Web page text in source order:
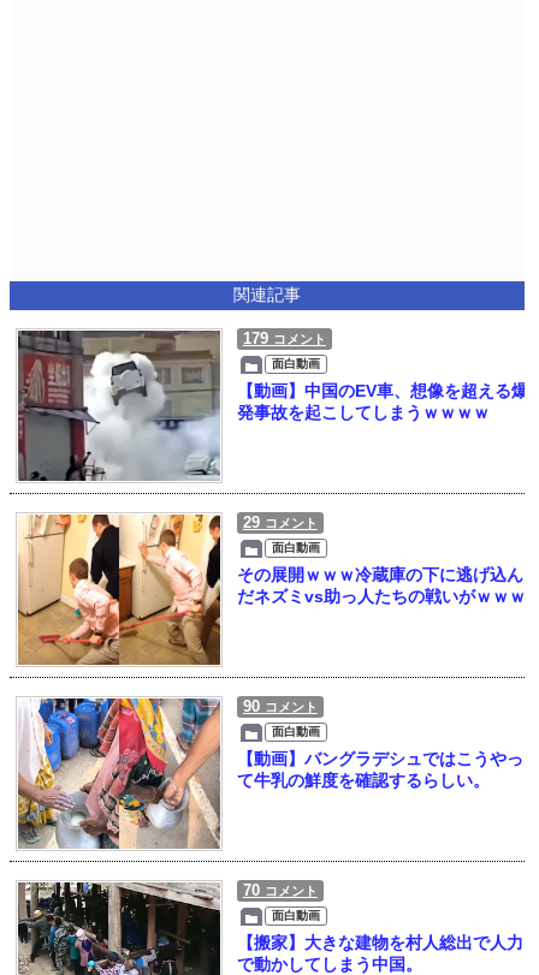
関連記事
179 コメント
面白動画
【動画】中国のEV車、想像を超える爆
発事故を起こしてしまうｗｗｗｗ
29 コメント
面白動画
その展開ｗｗｗ冷蔵庫の下に逃げ込ん
だネズミvs助っ人たちの戦いがｗｗｗ
90 コメント
面白動画
【動画】バングラデシュではこうやっ
て牛乳の鮮度を確認するらしい。
70 コメント
面白動画
【搬家】大きな建物を村人総出で人力
で動かしてしまう中国。